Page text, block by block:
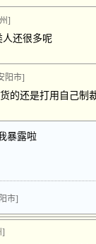
]
人还很多呢
阳市]
的还是打用自己制
暴露啦
市]